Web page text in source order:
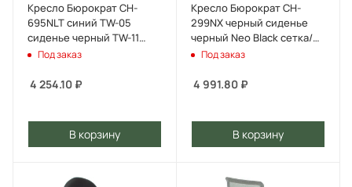
Кресло Бюрократ CH-
695NLT синий TW-05
сиденье черный TW-11
сетка/ткань крестов.
Под заказ
4 254.10 ₽
В корзину
Кресло Бюрократ CH-
299NX черный сиденье
черный Neo Black сетка/
ткань крестов. пластик
Под заказ
4 991.80 ₽
В корзину